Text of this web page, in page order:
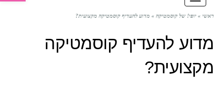
ראשי » יופי! של קוסמטיקה » מדוע להעדיף קוסמטיקה מקצועית?
מדוע להעדיף קוסמטיקה
מקצועית?